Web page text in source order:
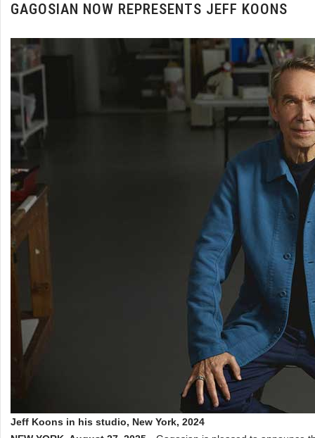
GAGOSIAN NOW REPRESENTS JEFF KOONS
Jeff Koons in his studio, New York, 2024